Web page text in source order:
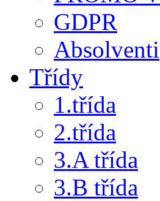
GDPR
Absolventi
Třídy
1.třída
2.třída
3.A třída
3.B třída